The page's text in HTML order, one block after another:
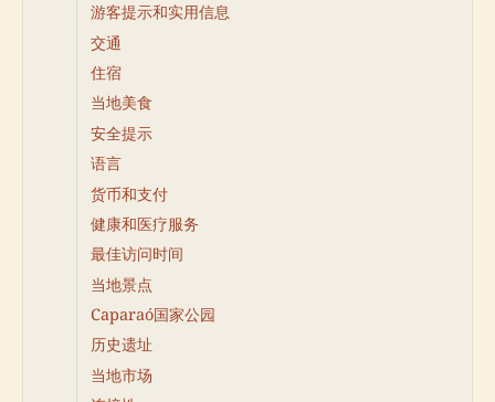
游客提示和实用信息
交通
住宿
当地美食
安全提示
语言
货币和支付
健康和医疗服务
最佳访问时间
当地景点
Caparaó国家公园
历史遗址
当地市场